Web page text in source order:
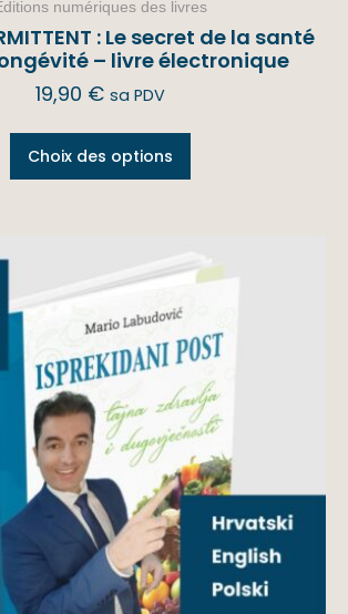
numériques des livres
: Le secret de la santé
– livre électronique
19,90 € sa PDV
Choix des options